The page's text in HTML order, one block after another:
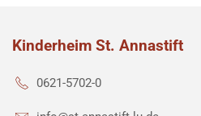
Kinderheim St. Annastift
0621-5702-0